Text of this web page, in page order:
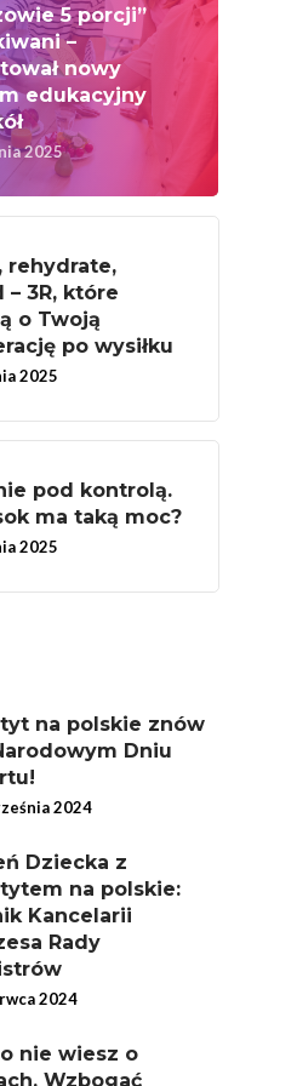
5 porcji”
–
nowy
edukacyjny
2025
rehydrate,
– 3R, które
o Twoją
po wysiłku
2025
pod kontrolą.
ma taką moc?
2025
na polskie znów
Dniu
2024
Dziecka z
na polskie:
Kancelarii
Rady
2024
nie wiesz o
Wzbogać
Efekt Metaboliczny
Projekty
Naturalnie, Że
MOC POLSKICH
# Wybieram
Jabłka
Lub Soku
Certyfikowany
Nutriscore Fakty
Federacja
Rolnych – Ziemniaki
Festiwal Młody
Jemy Eko Warzywa I
Polskie Forum
Ekologicznej